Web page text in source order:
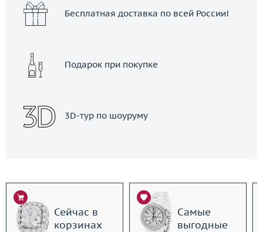
Бесплатная доставка по всей России!
Подарок при покупке
3D-тур по шоуруму
Сейчас в
корзинах
Самые
выгодные